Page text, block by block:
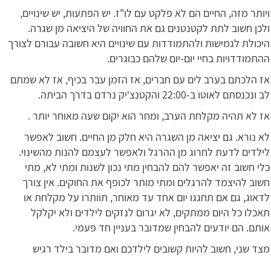
ויותר מזה, החיים הם לא פלקט עם לו"ז. יש הפתעות, יש שינויים,
ולכן חשוב לתת לקטנטנים גם את החוויה של היציאה מן שגרה.
היכולת לגמישות ולהתמודדות עם שינויים היא חשובה עבורם לצורך
ההתמודדויות בחיי יום-יום שלהם כבוגרים.
אז הלכתם בערב לים עם חברים, אז הזמן עבר בכיף, אז לא שמתם
לב ונכנסתם לאוטו ב-22:00 והקטנצ‘יק נרדם בדרך הביתה.
אז לא תהיה מקלחת הערב, ומחר הוא יקום שעה מאוחר יותר .
לא נורא. גם יציאה מן השגרה היא חלק מן החיים. חשוב לאפשר
לילדים לדעת לחרוג מן ההרגל ולאפשר לעצמם להנות מהשינוי.
כלי חשוב זה יאפשר להם להבחין מתי נכון לשנות ומתי לא, מתי
חשוב להיצמד להרגלים ומתי מותר לכופף את החוקים. אין צורך
לדאוג, גם אם תחגגו יום אחד עד מאוחר, תוותרו על מקלחת או
תאכלו כל היום ממתקים, לא יגרום לנזקים לילדים ולא יקלקל
אותם. הם יודעים להבחין שמדובר בעניין חד פעמי.
מצד שני, חשוב להיות קשובים לילדכם ואם מדובר בילד רגיש